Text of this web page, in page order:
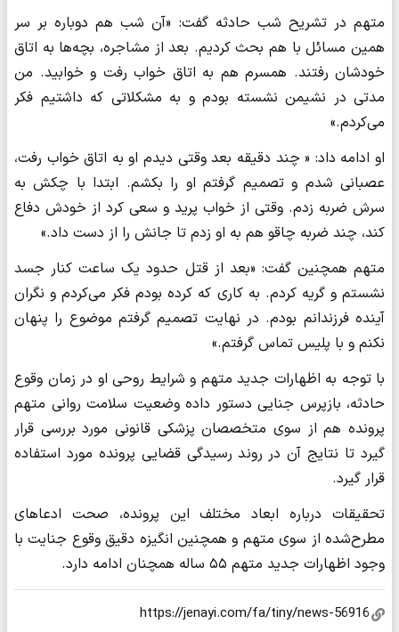
متهم در تشریح شب حادثه گفت: «آن شب هم دوباره بر سر
همین مسائل با هم بحث کردیم. بعد از مشاجره، بچه‌ها به اتاق
خودشان رفتند. همسرم هم به اتاق خواب رفت و خوابید. من
مدتی در نشیمن نشسته بودم و به مشکلاتی که داشتیم فکر
می‌کردم.»
او ادامه داد: « چند دقیقه بعد وقتی دیدم او به اتاق خواب رفت،
عصبانی شدم و تصمیم گرفتم او را بکشم. ابتدا با چکش به
سرش ضربه زدم. وقتی از خواب پرید و سعی کرد از خودش دفاع
کند، چند ضربه چاقو هم به او زدم تا جانش را از دست داد.»
متهم همچنین گفت: «بعد از قتل حدود یک ساعت کنار جسد
نشستم و گریه کردم. به کاری که کرده بودم فکر می‌کردم و نگران
آینده فرزندانم بودم. در نهایت تصمیم گرفتم موضوع را پنهان
نکنم و با پلیس تماس گرفتم.»
با توجه به اظهارات جدید متهم و شرایط روحی او در زمان وقوع
حادثه، بازپرس جنایی دستور داده وضعیت سلامت روانی متهم
پرونده هم از سوی متخصصان پزشکی قانونی مورد بررسی قرار
گیرد تا نتایج آن در روند رسیدگی قضایی پرونده مورد استفاده
قرار گیرد.
تحقیقات درباره ابعاد مختلف این پرونده، صحت ادعاهای
مطرح‌شده از سوی متهم و همچنین انگیزه دقیق وقوع جنایت با
وجود اظهارات جدید متهم ۵۵ ساله همچنان ادامه دارد.